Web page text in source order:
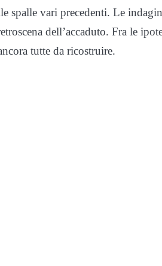
spalle vari precedenti. Le
dell’accaduto. Fra le
tutte da ricostruire.